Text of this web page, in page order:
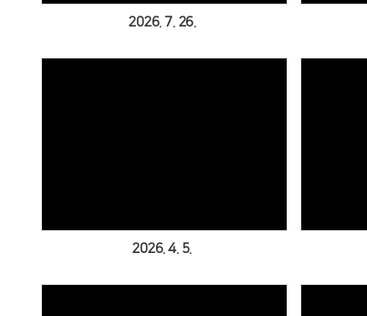
2026. 7. 26.
2026. 4. 5.